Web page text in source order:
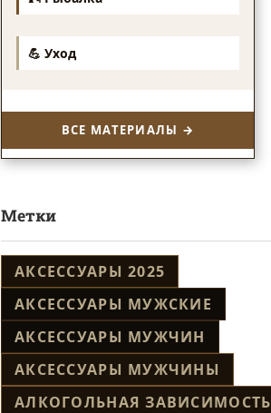
💪 Уход
ВСЕ МАТЕРИАЛЫ →
Метки
АКСЕССУАРЫ 2025
АКСЕССУАРЫ МУЖСКИЕ
АКСЕССУАРЫ МУЖЧИН
АКСЕССУАРЫ МУЖЧИНЫ
АЛКОГОЛЬНАЯ ЗАВИСИМОСТЬ